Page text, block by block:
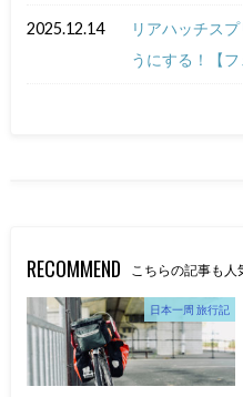
2025.12.14
リアハッチス
うにする！【フ
RECOMMEND こちらの記事も人
日本一周 旅行記